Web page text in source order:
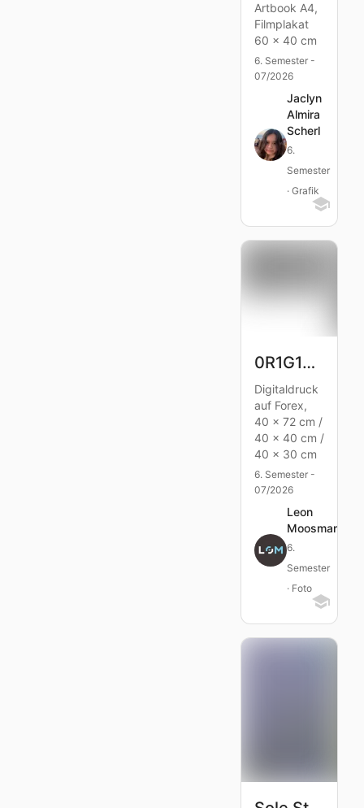
Artbook A4,
Filmplakat
60 x 40 cm
6. Semester -
07/2026
Jaclyn
Almira
Scherl
6.
Semester
· Grafik
0R1G1NS
Digitaldruck
auf Forex,
40 x 72 cm /
40 x 40 cm /
40 x 30 cm
6. Semester -
07/2026
Leon
Moosmann
6.
Semester
· Foto